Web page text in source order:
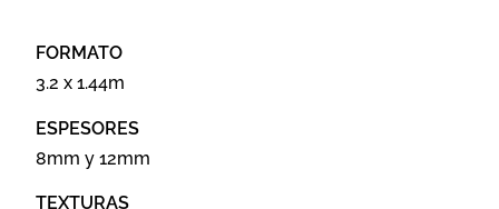
FORMATO
3.2 x 1.44m
ESPESORES
8mm y 12mm
TEXTURAS